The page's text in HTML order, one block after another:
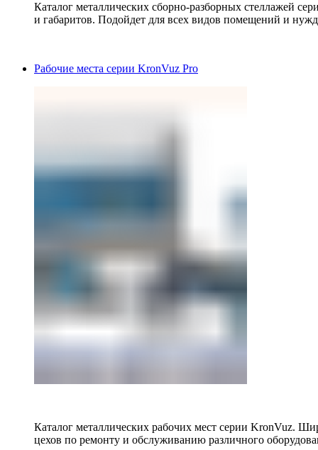
Каталог металлических сборно-разборных стеллажей
и габаритов. Подойдет для всех видов помещений и
Рабочие места серии KronVuz Pro
Каталог металлических рабочих мест серии KronVuz.
цехов по ремонту и обслуживанию различного